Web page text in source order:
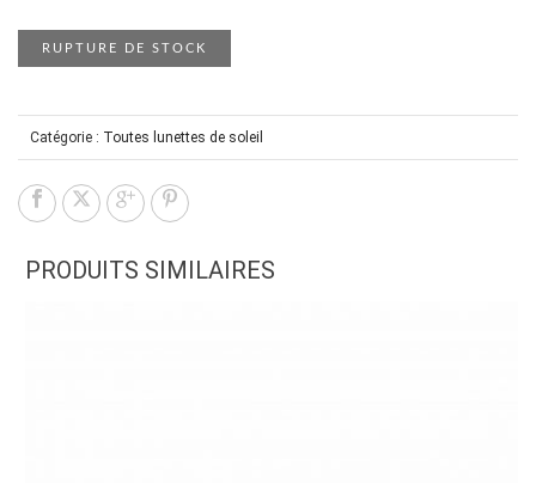
RUPTURE DE STOCK
Catégorie : Toutes lunettes de soleil
PRODUITS SIMILAIRES